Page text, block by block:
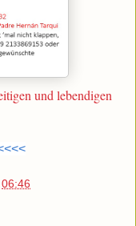
und lebendigen
06:46